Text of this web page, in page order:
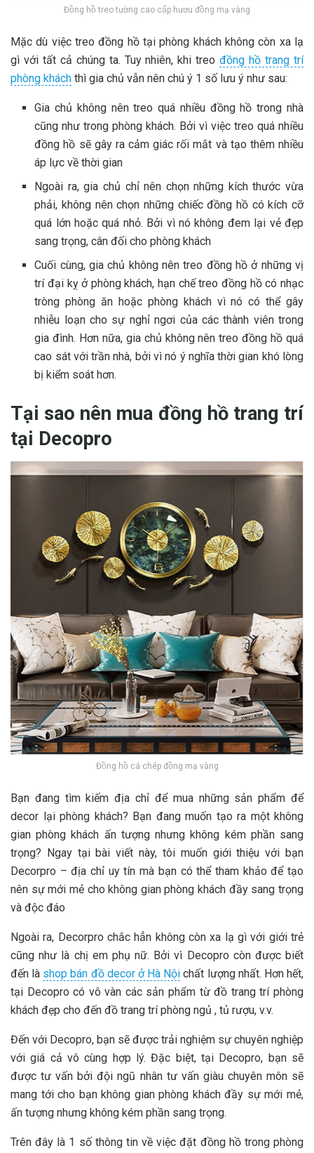
Đồng hồ treo tường cao cấp hươu đồng mạ vàng
Mặc dù việc treo đồng hồ tại phòng khách không còn xa lạ
gì với tất cả chúng ta. Tuy nhiên, khi treođồng hồ trang trí
phòng khách thì gia chủ vẫn nên chú ý 1 số lưu ý như sau:
Gia chủ không nên treo quá nhiều đồng hồ trong nhà
cũng như trong phòng khách. Bởi vì việc treo quá nhiều
đồng hồ sẽ gây ra cảm giác rối mắt và tạo thêm nhiều
áp lực về thời gian
Ngoài ra, gia chủ chỉ nên chọn những kích thước vừa
phải, không nên chọn những chiếc đồng hồ có kích cỡ
quá lớn hoặc quá nhỏ. Bởi vì nó không đem lại vẻ đẹp
sang trọng, cân đối cho phòng khách
Cuối cùng, gia chủ không nên treo đồng hồ ở những vị
trí đại kỵ ở phòng khách, hạn chế treo đồng hồ có nhạc
tròng phòng ăn hoặc phòng khách vì nó có thể gây
nhiễu loạn cho sự nghỉ ngơi của các thành viên trong
gia đình. Hơn nữa, gia chủ không nên treo đồng hồ quá
cao sát với trần nhà, bởi vì nó ý nghĩa thời gian khó lòng
bị kiểm soát hơn.
Tại sao nên mua đồng hồ trang trí
tại Decopro
Đồng hồ cá chép đồng mạ vàng
Bạn đang tìm kiếm địa chỉ để mua những sản phẩm để
decor lại phòng khách? Bạn đang muốn tạo ra một không
gian phòng khách ấn tượng nhưng không kém phần sang
trọng? Ngay tại bài viết này, tôi muốn giới thiệu với bạn
Decorpro – địa chỉ uy tín mà bạn có thể tham khảo để tạo
nên sự mới mẻ cho không gian phòng khách đầy sang trọng
và độc đáo
Ngoài ra, Decorpro chắc hẳn không còn xa lạ gì với giới trẻ
cũng như là chị em phụ nữ. Bởi vì Decopro còn được biết
đến là shop bán đồ decor ở Hà Nội chất lượng nhất. Hơn hết,
tại Decopro có vô vàn các sản phẩm từ đồ trang trí phòng
khách đẹp cho đến đồ trang trí phòng ngủ , tủ rượu, v.v.
Đến với Decopro, bạn sẽ được trải nghiệm sự chuyên nghiệp
với giá cả vô cùng hợp lý. Đặc biệt, tại Decopro, bạn sẽ
được tư vấn bởi đội ngũ nhân tư vấn giàu chuyên môn sẽ
mang tới cho bạn không gian phòng khách đầy sự mới mẻ,
ấn tượng nhưng không kém phần sang trọng.
Trên đây là 1 số thông tin về việc đặt đồng hồ trong phòng